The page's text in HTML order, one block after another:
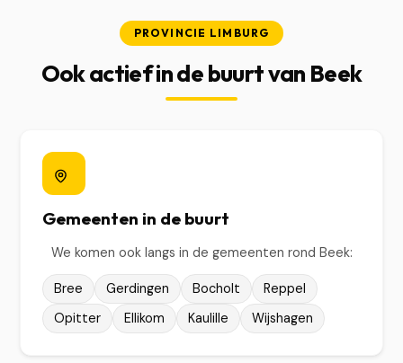
PROVINCIE LIMBURG
Ook actief in de buurt van Beek
Gemeenten in de buurt
We komen ook langs in de gemeenten rond Beek:
Bree Gerdingen Bocholt
Reppel
Opitter
Ellikom Kaulille Wijshagen